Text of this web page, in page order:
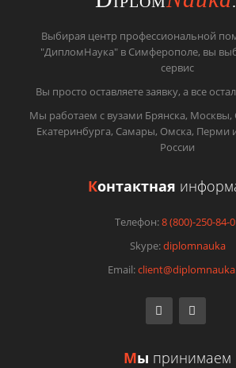
Выбирая центр профессиональной
"ДипломНаука" в Симферополе, вы
сервис
Вы просто оставляете заявку, а все
Мы работаем с вузами Брянска, Москвы,
Екатеринбурга, Самары, Омска, Перми
России
Контактная
Телефон:8 (800)-250-84-
Skype:diplomnauka
Email:
Мы принимаем